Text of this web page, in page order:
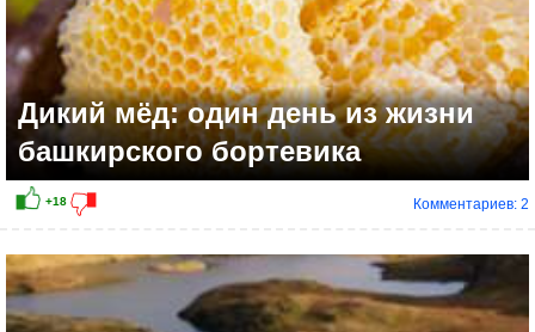
Дикий мёд: один день из жизни
башкирского бортевика
Комментариев: 2